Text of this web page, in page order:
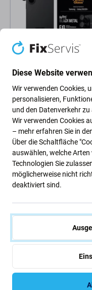
Hoops
für Samsung S26/S26+,
19,46 €
AUF LAGER 8 Stk
In-A-Box für Samsung S26,
Transparent, PanzerGlass
Diese Website
Wir verwenden Cookies,
personalisieren,
und den Datenverkehr zu
Wir verwenden Cookies
– mehr erfahren Sie in
Über die Schaltfläche
auswählen, welche
Technologien Sie
möglicherweise nicht
deaktiviert sind.